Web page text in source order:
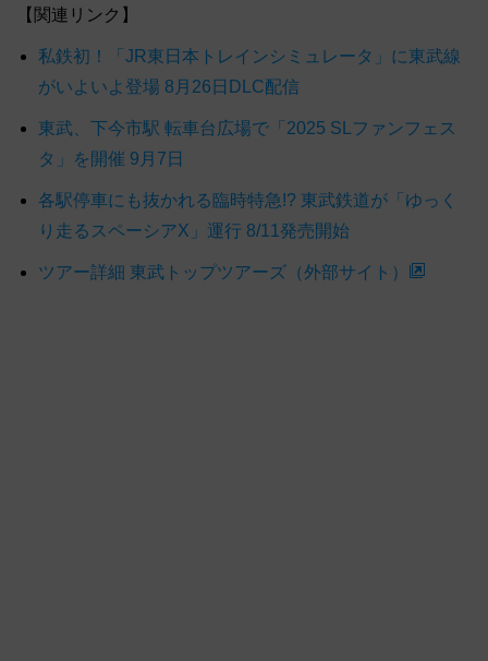
【関連リンク】
私鉄初！「JR東日本トレインシミュレータ」に東武線
がいよいよ登場 8月26日DLC配信
東武、下今市駅 転車台広場で「2025 SLファンフェス
タ」を開催 9月7日
各駅停車にも抜かれる臨時特急!? 東武鉄道が「ゆっく
り走るスペーシアX」運行 8/11発売開始
ツアー詳細 東武トップツアーズ（外部サイト）